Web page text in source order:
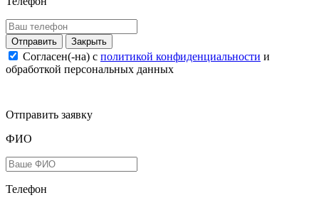
Закрыть
Согласен(-на) c политикой конфиденциальности и
обработкой персональных данных
Отправить заявку
ФИО
Телефон